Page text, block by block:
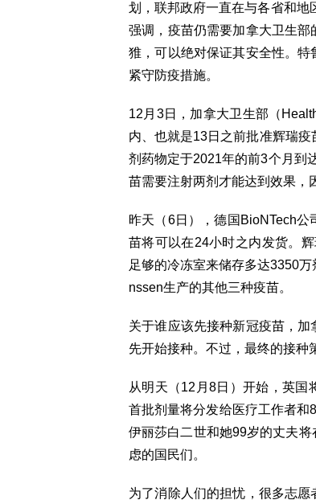
划，联邦政府一直在与各省和地
强调，疫苗仍需要加拿大卫生
猚，可以绝对保证其安全性。
紧守防疫措施。
12月3日，加拿大卫生部（
内、也就是13日之前批准辉瑞
剂药物定于2021年的前3个月到
苗需要注射两剂才能达到效果，
昨天（6日），德国BioNTech
苗将可以在24小时之内发货。
足够的冷冻室来储存多达3350
nssen生产的其他三种疫苗。
关于谁应该先接种新冠疫苗，
先开始接种。不过，最终的接种
从明天（12月8日）开始，英国
首批剂量将分发给医疗工作者和
伊丽莎白二世和她99岁的丈夫
虑的国民们。
为了消除人们的担忧，很多志